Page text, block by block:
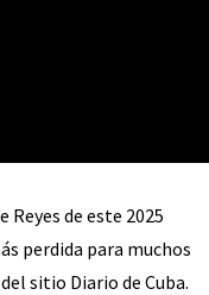
Reyes de este 2025
perdida para muchos
sitio Diario de Cuba.